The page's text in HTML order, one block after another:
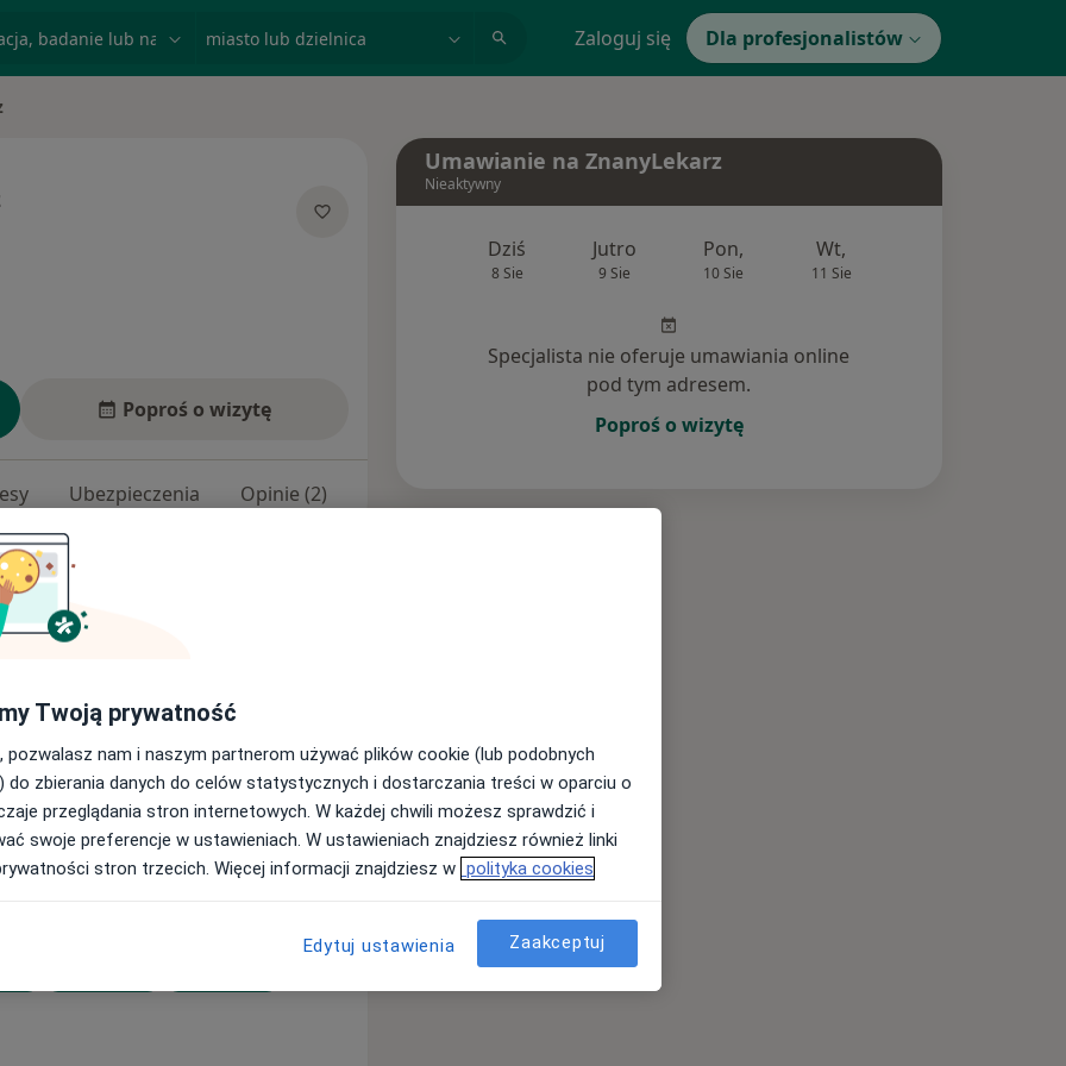
Zaloguj się Dla profesjonalistów
Poproś o wizytę
Ubezpieczenia Opinie (2)
wspierając pacjentów w
z bólem, niezależnie od tego czy
empatią i zrozumieniem, łączę
oraz indywidualnie dobranym
się bólu, ale również zapobieganie
pacjentów.
Umawianie na ZnanyLekarz
Nieaktywny
Dziś
8 Sie
Jutro
9 Sie
Pon,
10 Sie
Wt,
11 Sie
Specjalista nie oferuje umawiania online
pod tym adresem.
Poproś o wizytę
Twoją prywatność
pozwalasz nam i naszym partnerom używać plików cookie (lub podobnych
do zbierania danych do celów statystycznych i dostarczania treści w oparciu o
przeglądania stron internetowych. W każdej chwili możesz sprawdzić i
swoje preferencje w ustawieniach. W ustawieniach znajdziesz również linki
stron trzecich. Więcej informacji znajdziesz w polityka cookies
Edytuj ustawienia Zaakceptuj